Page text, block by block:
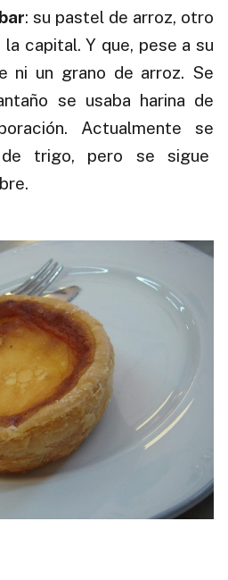
: su pastel de arroz, otro
capital. Y que, pese a su
ni un grano de arroz. Se
se usaba harina de
Actualmente se
trigo, pero se sigue